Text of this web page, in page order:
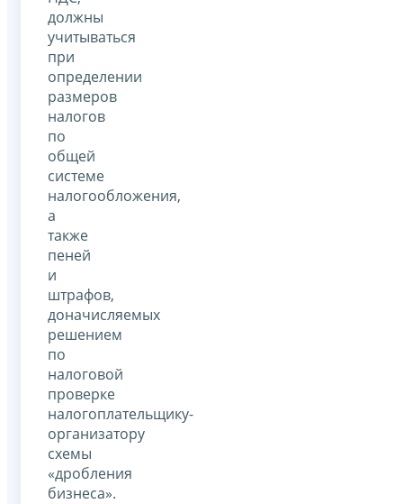
должны
учитываться
при
определении
размеров
налогов
по
общей
системе
налогообложения,
а
также
пеней
и
штрафов,
доначисляемых
решением
по
налоговой
проверке
налогоплательщику-
организатору
схемы
«дробления
бизнеса».